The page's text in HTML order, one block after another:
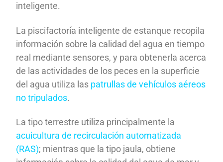
inteligente.
La piscifactoría inteligente de estanque recopila
información sobre la calidad del agua en tiempo
real mediante sensores, y para obtenerla acerca
de las actividades de los peces en la superficie
del agua utiliza las patrullas de vehículos aéreos
no tripulados.
La tipo terrestre utiliza principalmente la
acuicultura de recirculación automatizada
(RAS); mientras que la tipo jaula, obtiene